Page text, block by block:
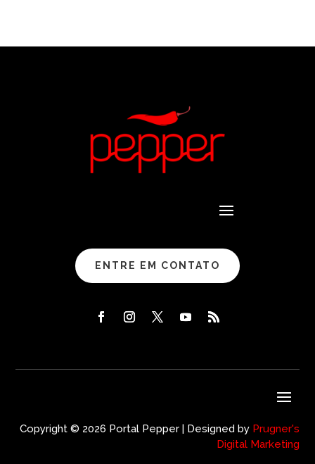
ENTRE EM CONTATO
Copyright © 2026 Portal Pepper | Designed by Prugner's
Digital Marketing